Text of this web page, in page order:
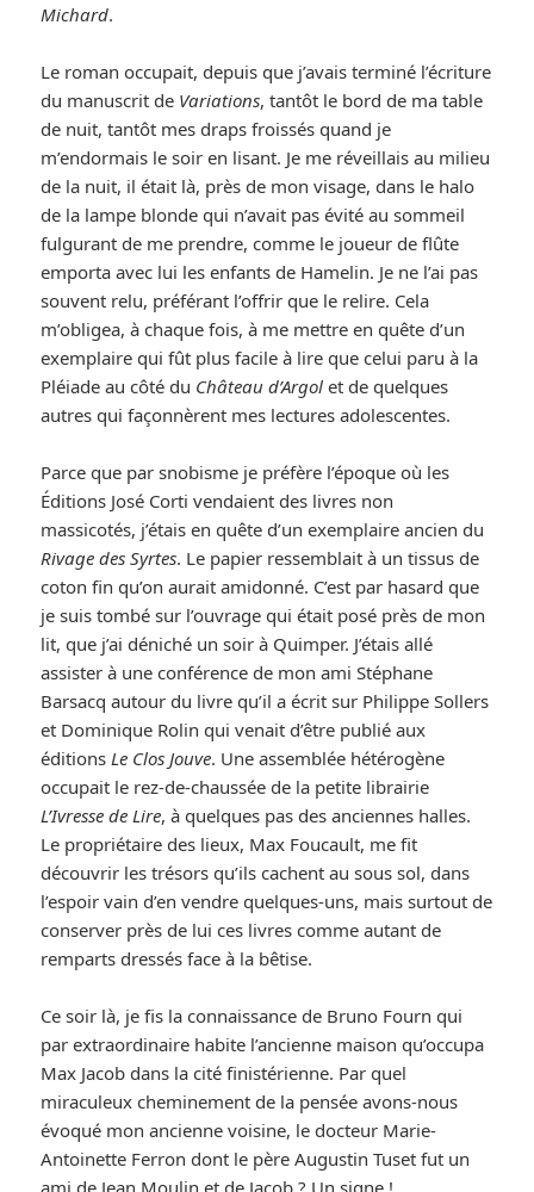
Michard.
Le roman occupait, depuis que j’avais terminé l’écriture
du manuscrit de Variations, tantôt le bord de ma table
de nuit, tantôt mes draps froissés quand je
m’endormais le soir en lisant. Je me réveillais au milieu
de la nuit, il était là, près de mon visage, dans le halo
de la lampe blonde qui n’avait pas évité au sommeil
fulgurant de me prendre, comme le joueur de flûte
emporta avec lui les enfants de Hamelin. Je ne l’ai pas
souvent relu, préférant l’offrir que le relire. Cela
m’obligea, à chaque fois, à me mettre en quête d’un
exemplaire qui fût plus facile à lire que celui paru à la
Pléiade au côté du Château d’Argolet de quelques
autres qui façonnèrent mes lectures adolescentes.
Parce que par snobisme je préfère l’époque où les
Éditions José Corti vendaient des livres non
massicotés, j’étais en quête d’un exemplaire ancien du
Rivage des Syrtes. Le papier ressemblait à un tissus de
coton fin qu’on aurait amidonné. C’est par hasard que
je suis tombé sur l’ouvrage qui était posé près de mon
lit, que j’ai déniché un soir à Quimper. J’étais allé
assister à une conférence de mon ami Stéphane
Barsacq autour du livre qu’il a écrit sur Philippe Sollers
et Dominique Rolin qui venait d’être publié aux
éditions Le Clos Jouve. Une assemblée hétérogène
occupait le rez-de-chaussée de la petite librairie
L’Ivresse de Lire, à quelques pas des anciennes halles.
Le propriétaire des lieux, Max Foucault, me fit
découvrir les trésors qu’ils cachent au sous sol, dans
l’espoir vain d’en vendre quelques-uns, mais surtout de
conserver près de lui ces livres comme autant de
remparts dressés face à la bêtise.
Ce soir là, je fis la connaissance de Bruno Fourn qui
par extraordinaire habite l’ancienne maison qu’occupa
Max Jacob dans la cité finistérienne. Par quel
miraculeux cheminement de la pensée avons-nous
évoqué mon ancienne voisine, le docteur Marie-
Antoinette Ferron dont le père Augustin Tuset fut un
ami de Jean Moulin et de Jacob ? Un signe !